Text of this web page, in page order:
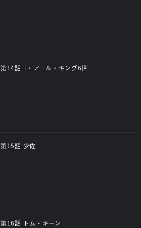
第14話 T・アール・キング6世
第15話 少佐
第16話 トム・キーン